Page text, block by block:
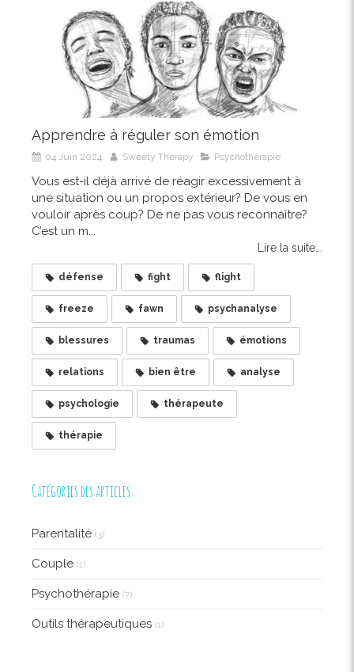
Apprendre à réguler son émotion
04 Juin 2024 Sweety Therapy Psychothérapie
Vous est-il déjà arrivé de réagir excessivement à
une situation ou un propos extérieur? De vous en
vouloir après coup? De ne pas vous reconnaître?
C’est un m...
Lire la suite...
défense fight flight
freeze fawn psychanalyse
blessures traumas émotions
relations bien être analyse
psychologie thérapeute
thérapie
Catégories des articles
Parentalité (3)
Couple (1)
Psychothérapie (7)
Outils thérapeutiques (1)